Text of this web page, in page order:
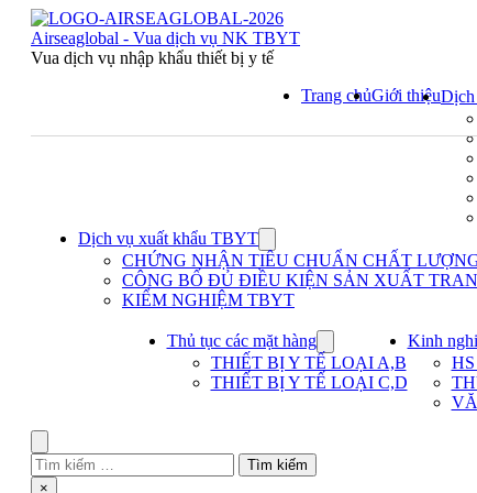
Skip
content
Airseaglobal - Vua dịch vụ NK TBYT
Vua dịch vụ nhập khẩu thiết bị y tế
Trang chủGiới thiệu
Dịch vụ xuất khẩu TBYT
submenu
for
Dịch
vụ
khẩu
TBYT
CHỨNG NHẬN TIÊU CHUẨN CHẤT
CÔNG BỐ ĐỦ ĐIỀU KIỆN SẢN XUẤT
KIỂM NGHIỆM TBYT
Thủ tục các mặt hàng
submenu
for
Thủ
THIẾT BỊ Y TẾ LOẠI A,B
THIẾT BỊ Y TẾ LOẠI C,D
Kinh
Tìm
kiếm
Close
×